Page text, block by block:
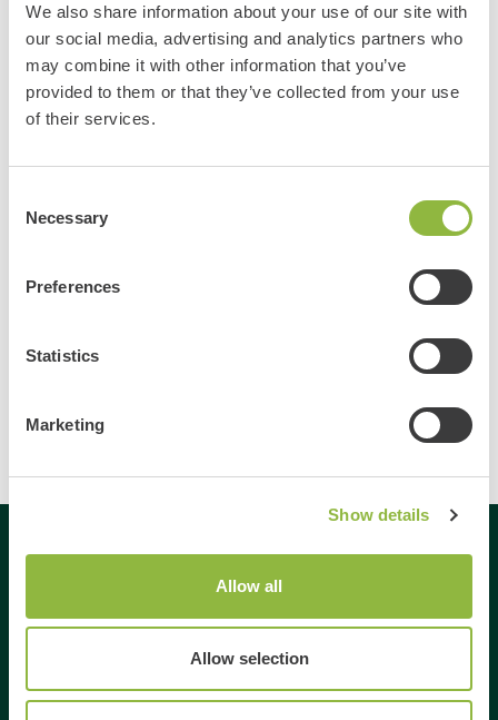
We also share information about your use of our site with
our social media, advertising and analytics partners who
may combine it with other information that you’ve
provided to them or that they’ve collected from your use
of their services.
Selection
Necessary
Preferences
Statistics
Marketing
Show details
Allow all
Allow selection
Bekijk ook deze evenementen:
Cannenburch Ontluikt
Delen
Activiteiten Veluwe